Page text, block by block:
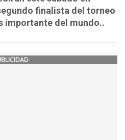
finalista del torneo
importante del mundo..